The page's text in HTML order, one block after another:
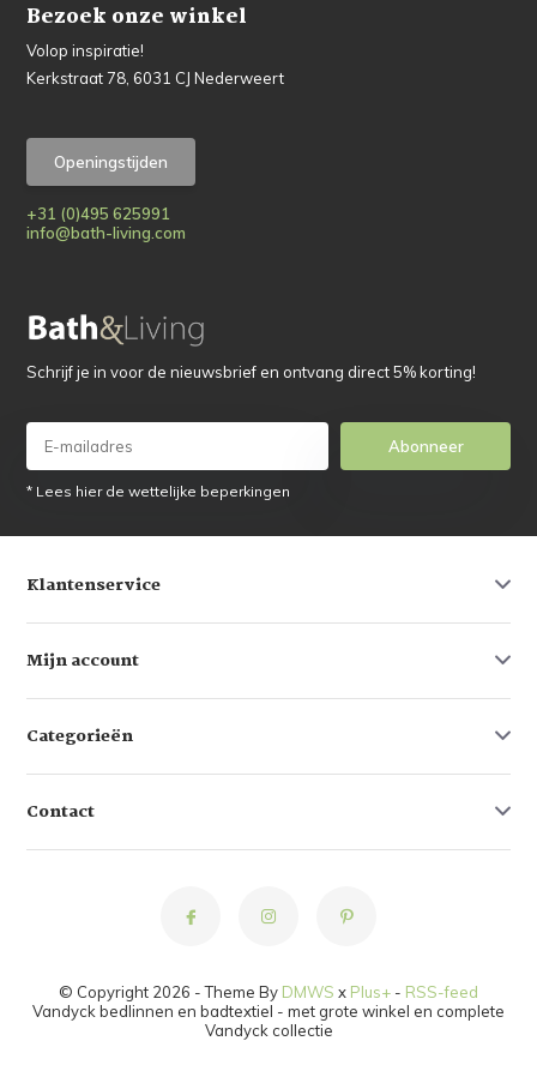
Bezoek onze winkel
Volop inspiratie!
Kerkstraat 78, 6031 CJ Nederweert
Openingstijden
+31 (0)495 625991
info@bath-living.com
Schrijf je in voor de nieuwsbrief en ontvang direct 5% korting!
Abonneer
* Lees hier de wettelijke beperkingen
Klantenservice
Mijn account
Categorieën
Contact
© Copyright 2026 - Theme By DMWS x Plus+ - RSS-feed
Vandyck bedlinnen en badtextiel - met grote winkel en complete
Vandyck collectie